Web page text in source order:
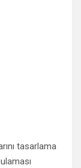
tasarlama